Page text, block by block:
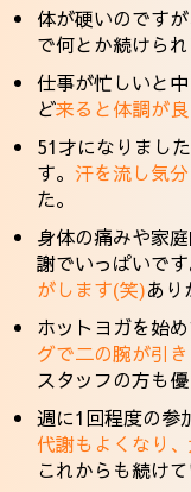
体が硬いのです
で何とか続けられ
仕事が忙しいと
ど来ると体調が
51才になりまし
す。汗を流し気分
た。
身体の痛みや家
謝でいっぱいで
がします(笑)あり
ホットヨガを始
グで二の腕が引
スタッフの方も
週に1回程度の参
代謝もよくなり
これからも続け